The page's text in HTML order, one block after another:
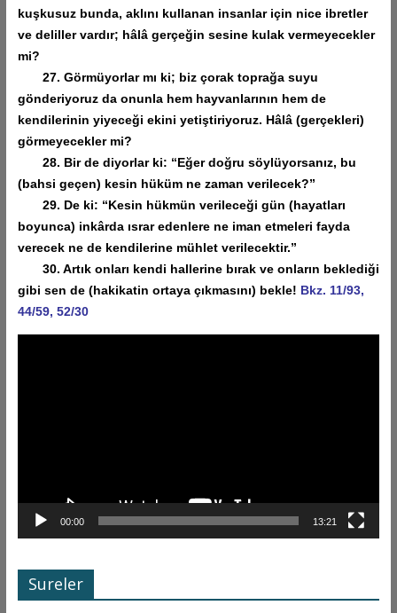
kuşkusuz bunda, aklını kullanan insanlar için nice ibretler
ve deliller vardır; hâlâ gerçeğin sesine kulak vermeyecekler
mi?
27. Görmüyorlar mı ki; biz çorak toprağa suyu
gönderiyoruz da onunla hem hayvanlarının hem de
kendilerinin yiyeceği ekini yetiştiriyoruz. Hâlâ (gerçekleri)
görmeyecekler mi?
28. Bir de diyorlar ki: “Eğer doğru söylüyorsanız, bu
(bahsi geçen) kesin hüküm ne zaman verilecek?”
29. De ki: “Kesin hükmün verileceği gün (hayatları
boyunca) inkârda ısrar edenlere ne iman etmeleri fayda
verecek ne de kendilerine mühlet verilecektir.”
30. Artık onları kendi hallerine bırak ve onların beklediği
gibi sen de (hakikatin ortaya çıkmasını) bekle! Bkz. 11/93,
44/59, 52/30
00:00 13:21
Sureler